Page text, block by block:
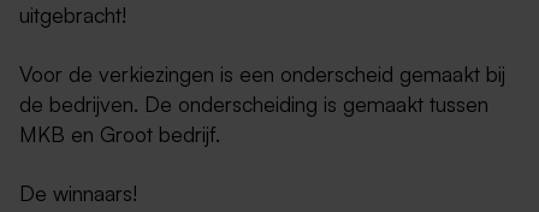
uitgebracht!
Voor de verkiezingen is een onderscheid gemaakt bij
de bedrijven. De onderscheiding is gemaakt tussen
MKB en Groot bedrijf.
De winnaars!